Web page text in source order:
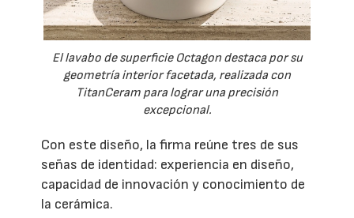
El lavabo de superficie Octagon destaca por su
geometría interior facetada, realizada con
TitanCeram para lograr una precisión
excepcional.
Con este diseño, la firma reúne tres de sus
señas de identidad: experiencia en diseño,
capacidad de innovación y conocimiento de
la cerámica.